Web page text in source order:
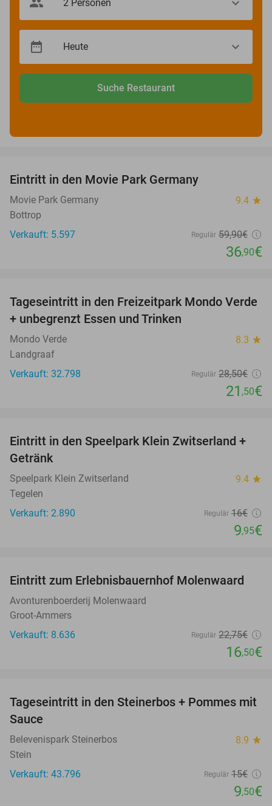
Suche Restaurant
Eintritt in den Movie Park Germany
Movie Park Germany 9.4 star
Bottrop
Verkauft: 5.597
Regulär 59,90€
36,90€
25%
Tageseintritt in den Freizeitpark Mondo Verde
+ unbegrenzt Essen und Trinken
Mondo Verde 8.3 star
Landgraaf
Verkauft: 32.798
Regulär 28,50€
21 ,50€
38%
Eintritt in den Speelpark Klein Zwitserland +
Getränk
Speelpark Klein Zwitserland 9.4 star
Tegelen
Verkauft: 2.890
Regulär 16€
9,95€
27%
Eintritt zum Erlebnisbauernhof Molenwaard
Avonturenboerderij Molenwaard
Groot-Ammers
Verkauft: 8.636
Regulär 22,75€
16,50€
37%
Tageseintritt in den Steinerbos + Pommes mit
Sauce
Belevenispark Steinerbos 8.9 star
Stein
Verkauft: 43.796
Regulär 15€
9,50€